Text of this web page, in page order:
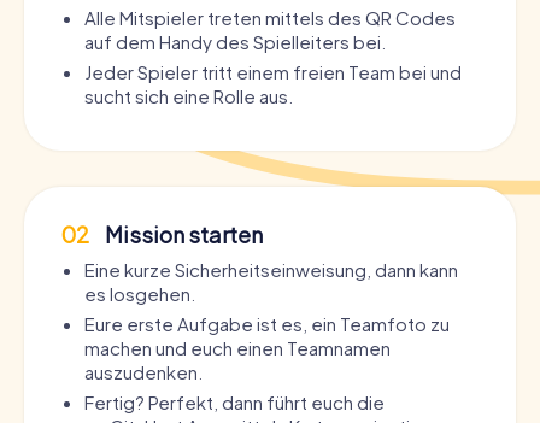
Alle Mitspieler treten mittels des QR Codes
auf dem Handy des Spielleiters bei.
Jeder Spieler tritt einem freien Team bei und
sucht sich eine Rolle aus.
02 Mission starten
Eine kurze Sicherheitseinweisung, dann kann
es losgehen.
Eure erste Aufgabe ist es, ein Teamfoto zu
machen und euch einen Teamnamen
auszudenken.
Fertig? Perfekt, dann führt euch die